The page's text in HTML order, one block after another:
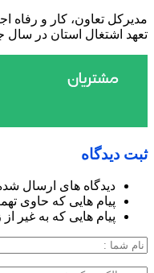
تعهد اشتغال استان در سال جاری ۲۷ هزار و ۶۳۳ فرصت شغلی بوده که بخش عمده آن محقق شده و روند ثبت
ثبت دیدگاه
دیدگاه های ارسال
پیام هایی که حاوی
پیام هایی که به غیر